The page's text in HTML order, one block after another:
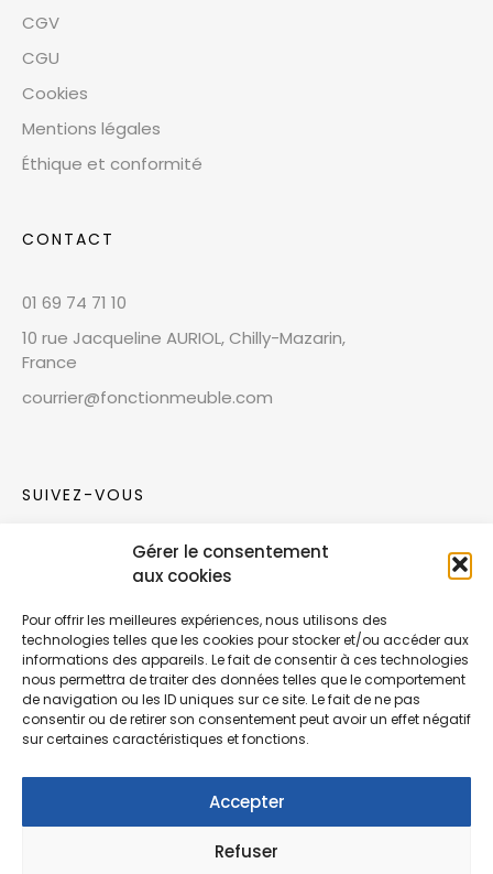
Gérer le consentement
aux cookies
Pour offrir les meilleures expériences, nous utilisons des
technologies telles que les cookies pour stocker et/ou accéder aux
informations des appareils. Le fait de consentir à ces technologies
nous permettra de traiter des données telles que le comportement
de navigation ou les ID uniques sur ce site. Le fait de ne pas
consentir ou de retirer son consentement peut avoir un effet négatif
sur certaines caractéristiques et fonctions.
Accepter
Refuser
CGV
CGU
Cookies
Mentions légales
Éthique et conformité
CONTACT
01 69 74 71 10
10 rue Jacqueline AURIOL, Chilly-Mazarin,
France
courrier@fonctionmeuble.com
SUIVEZ-VOUS
Rejoignez notre communauté sur les réseaux
Nouvelles collections, vie de l’équipe ou
inspirations : soyez informés de nos dernières
actualités.
© Copyright Fonction Meuble